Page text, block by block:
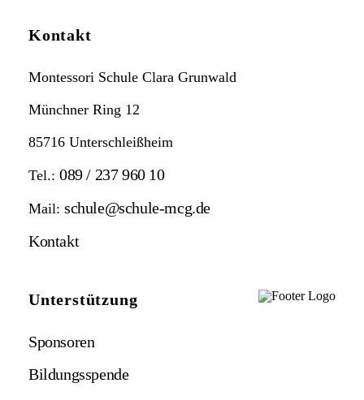
Kontakt
Montessori Schule Clara Grunwald
Münchner Ring 12
85716 Unterschleißheim
Tel.: 089 / 237 960 10
Mail: schule@schule-mcg.de
Kontakt
Unterstützung
Sponsoren
Bildungsspende